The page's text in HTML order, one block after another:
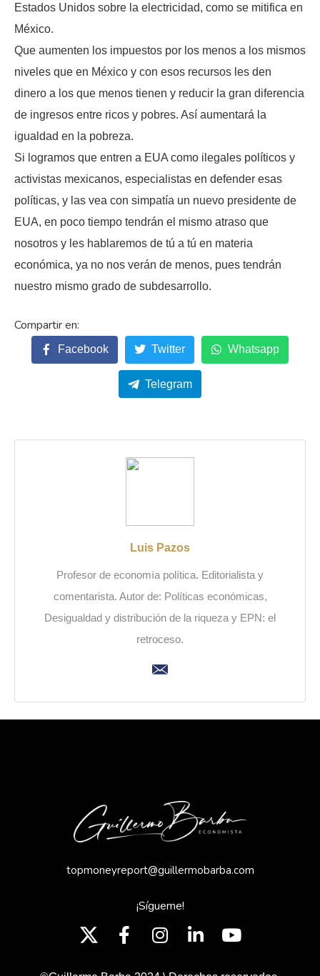
Estados Unidos sobre la electricidad, como se mitifica en
México.
Que aumenten los impuestos por los menos a los mismos
niveles que en México y con esos recursos les den
dinero a los que menos tienen y reducir la gran diferencia
de ingresos entre ricos y pobres. Así aumentará la
igualdad en la pobreza.
Si logramos que entren a EUA como ilegales políticos y
activistas mexicanos, especialistas en defender esas
políticas, y las vea con simpatía un nuevo presidente de
EUA, en poco tiempo tendrán el mismo atraso que
nosotros y les hablaremos de tú a tú en materia
económica, ya no nos verán de menos, pues tendrán
nuestro mismo grado de subdesarrollo.
Facebook Twitter Whatsapp
Telegram
Luis Pazos
Profesor de economía política. Editorialista y
comentarista. Autor de: Políticas económicas,
Desigualdad y distribución de la riqueza y EPN: el
retroceso.
topmoneyreport@guillermobarba.com
¡Sígueme!